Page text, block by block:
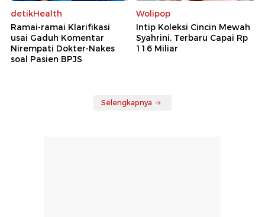
detikHealth
Ramai-ramai Klarifikasi
usai Gaduh Komentar
Nirempati Dokter-Nakes
soal Pasien BPJS
Wolipop
Intip Koleksi Cincin Mewah
Syahrini, Terbaru Capai Rp
116 Miliar
Selengkapnya